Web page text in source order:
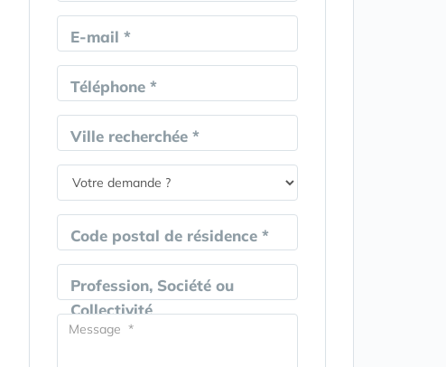
E-mail *
Téléphone *
Ville recherchée *
Code postal de résidence *
Profession, Société ou
Collectivité